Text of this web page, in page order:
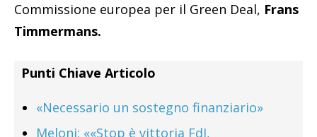
Commissione europea per il Green Deal, Frans
Timmermans.
Punti Chiave Articolo
«Necessario un sostegno finanziario»
Meloni: ««Stop è vittoria FdI,